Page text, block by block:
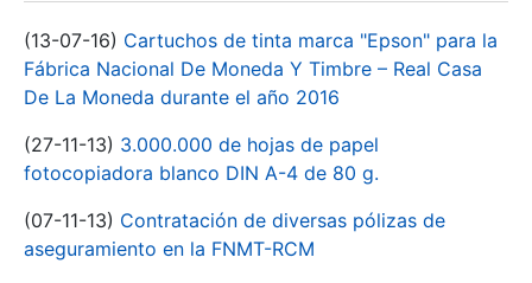
(13-07-16) Cartuchos de tinta marca "Epson" para la
Fábrica Nacional De Moneda Y Timbre – Real Casa
De La Moneda durante el año 2016
(27-11-13) 3.000.000 de hojas de papel
fotocopiadora blanco DIN A-4 de 80 g.
(07-11-13) Contratación de diversas pólizas de
aseguramiento en la FNMT-RCM